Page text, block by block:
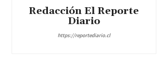
Redacción El Reporte
Diario
https://reportediario.cl